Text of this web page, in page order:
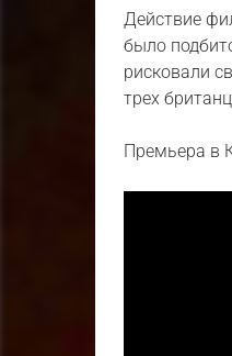
Действие
было
рисковали
трех
Премьера в